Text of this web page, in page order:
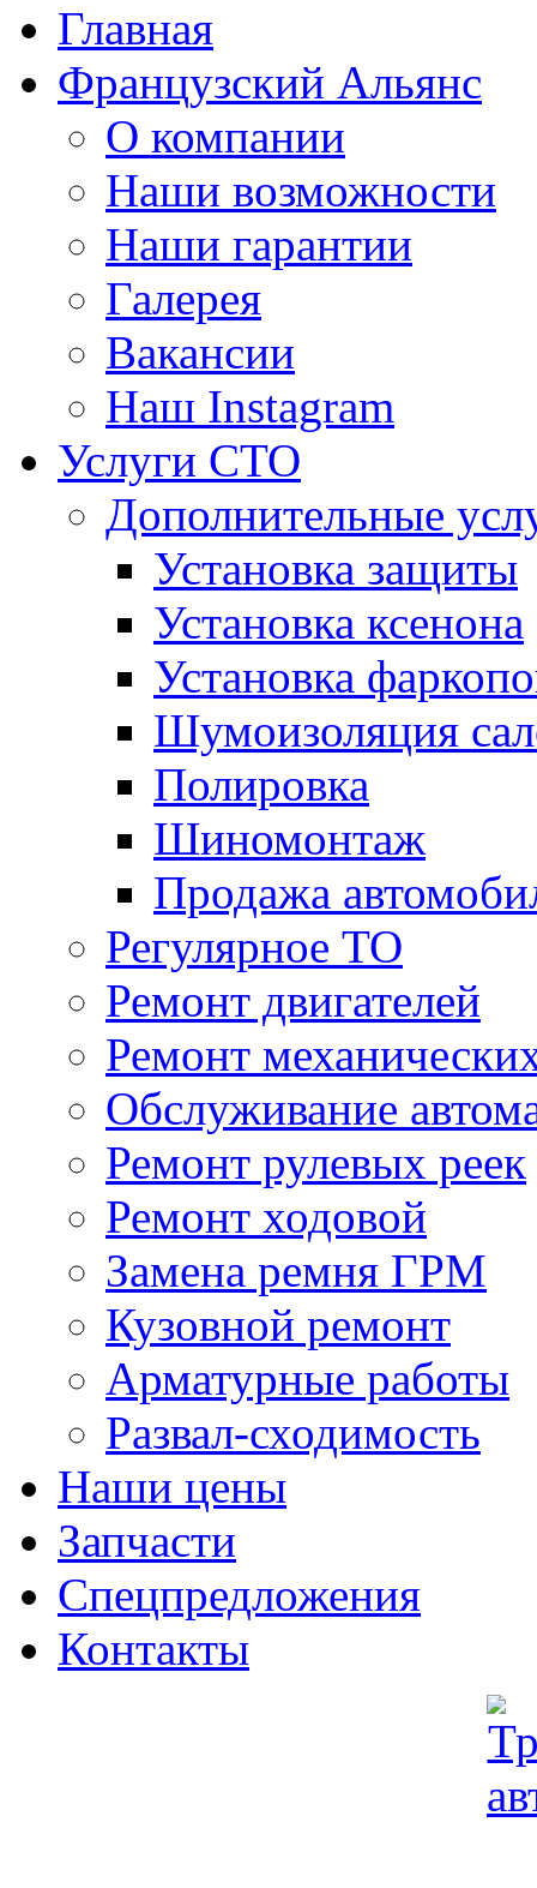
Главная
Французский Альянс
О компании
Наши возможности
Наши гарантии
Галерея
Вакансии
Наш Instagram
Услуги СТО
Дополнительные
Установка защиты
Установка ксенона
Установка
Шумоизоляция
Полировка
Шиномонтаж
Продажа
Регулярное ТО
Ремонт двигателей
Ремонт
Обслуживание
Ремонт рулевых реек
Ремонт ходовой
Замена ремня ГРМ
Кузовной ремонт
Арматурные работы
Развал-сходимость
Наши цены
Запчасти
Спецпредложения
Контакты